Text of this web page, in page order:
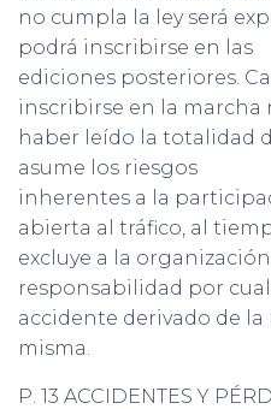
no cumpla la ley será
podrá inscribirse en las
ediciones posteriores.
inscribirse en la marcha
haber leído la totalidad
asume los riesgos
inherentes a la
abierta al tráfico, al
excluye a la
responsabilidad por
accidente derivado de
misma.
P. 13 ACCIDENTES Y